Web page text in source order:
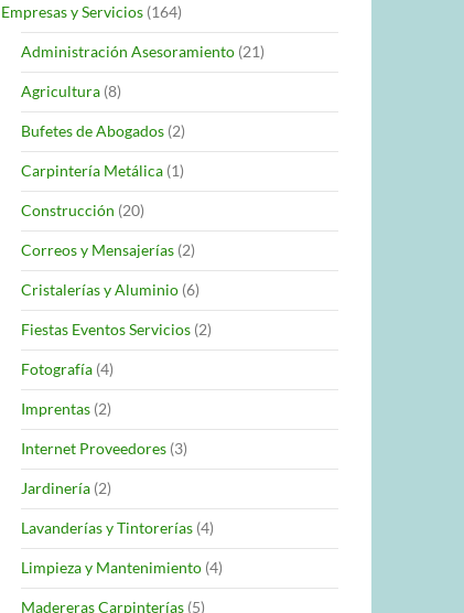
Empresas y Servicios (164)
Administración Asesoramiento (21)
Agricultura (8)
Bufetes de Abogados (2)
Carpintería Metálica (1)
Construcción (20)
Correos y Mensajerías (2)
Cristalerías y Aluminio (6)
Fiestas Eventos Servicios (2)
Fotografía (4)
Imprentas (2)
Internet Proveedores (3)
Jardinería (2)
Lavanderías y Tintorerías (4)
Limpieza y Mantenimiento (4)
Madereras Carpinterías (5)